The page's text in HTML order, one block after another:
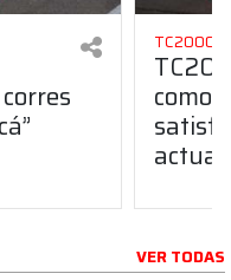
TC2000
como
VER TODAS